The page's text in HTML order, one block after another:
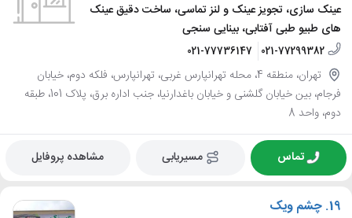
عینک سازی، تجویز عینک و لنز تماسی، ساخت دقیق عینک
های طبیو طبی آفتابی، بینایی سنجی
021-77299382
021-77736147
تهران، منطقه 4، محله تهرانپارس غربی، تهرانپارس، فلکه دوم، خیابان
فرجام، بین خیابان گلشنی و خیابان باغدارنیا، جنب اداره برق، پلاک 101، طبقه
دوم، واحد 8
تماس مسیریابی مشاهده پروفایل
19. چشم ویک